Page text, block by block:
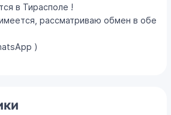
в Тирасполе !
рассматриваю обмен в обе
)